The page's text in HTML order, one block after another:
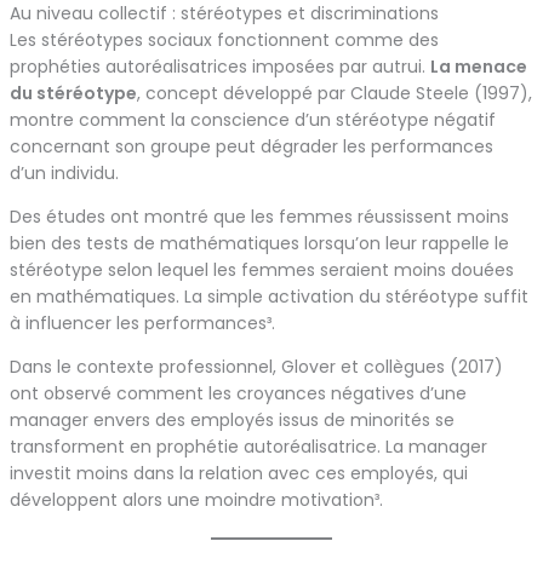
Au niveau collectif : stéréotypes et discriminations
Les stéréotypes sociaux fonctionnent comme des
prophéties autoréalisatrices imposées par autrui. La menace
du stéréotype, concept développé par Claude Steele (1997),
montre comment la conscience d’un stéréotype négatif
concernant son groupe peut dégrader les performances
d’un individu.
Des études ont montré que les femmes réussissent moins
bien des tests de mathématiques lorsqu’on leur rappelle le
stéréotype selon lequel les femmes seraient moins douées
en mathématiques. La simple activation du stéréotype suffit
à influencer les performances³.
Dans le contexte professionnel, Glover et collègues (2017)
ont observé comment les croyances négatives d’une
manager envers des employés issus de minorités se
transforment en prophétie autoréalisatrice. La manager
investit moins dans la relation avec ces employés, qui
développent alors une moindre motivation³.